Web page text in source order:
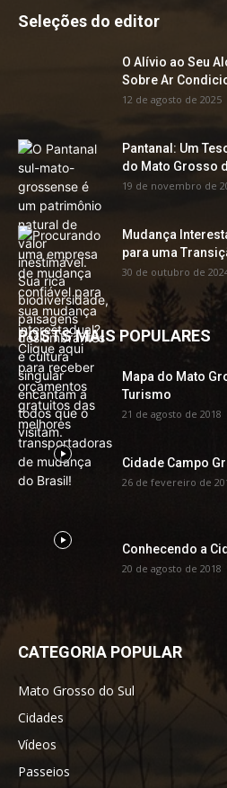
Seleções do editor
O Alívio ao Seu
Sobre Ar
12 de agosto de 2025
Pantanal: Um
do Mato Grosso
19 de novembro de
Mudança
para uma
30 de outubro de
POSTS MAIS POPULARES
Mapa do Mato
Turismo
21 de agosto de 2018
Cidade Campo
26 de fevereiro de
Conhecendo a
20 de agosto de 2018
CATEGORIA POPULAR
Mato Grosso do Sul
Cidades
Vídeos
Passeios